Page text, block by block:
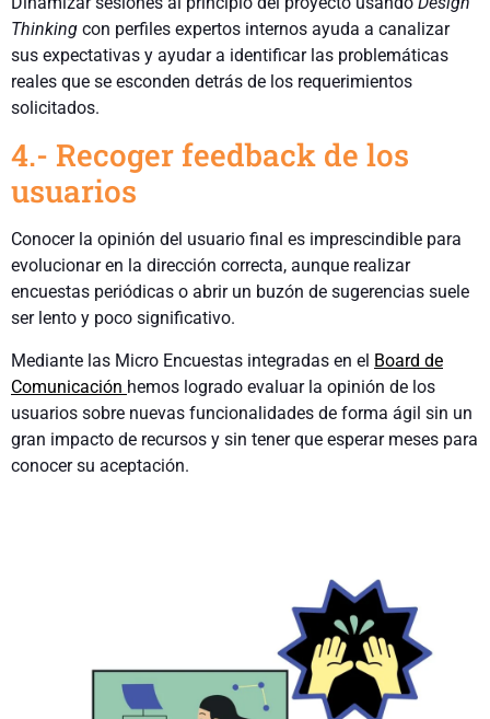
Thinking con perfiles expertos internos ayuda a canalizar
sus expectativas y ayudar a identificar las problemáticas
reales que se esconden detrás de los requerimientos
solicitados.
4.- Recoger feedback de los
usuarios
Conocer la opinión del usuario final es imprescindible para
evolucionar en la dirección correcta, aunque realizar
encuestas periódicas o abrir un buzón de sugerencias suele
ser lento y poco significativo.
Mediante las Micro Encuestas integradas en el Board de
Comunicación hemos logrado evaluar la opinión de los
usuarios sobre nuevas funcionalidades de forma ágil sin un
gran impacto de recursos y sin tener que esperar meses para
conocer su aceptación.